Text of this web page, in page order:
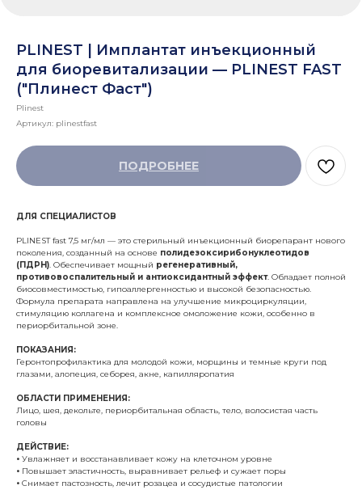
PLINEST | Имплантат инъекционный
для биоревитализации — PLINEST FAST
("Плинест Фаст")
Plinest
Артикул: plinestfast
ПОДРОБНЕЕ
ДЛЯ СПЕЦИАЛИСТОВ
PLINEST fast 7,5 мг/мл — это стерильный инъекционный биорепарант нового
поколения, созданный на основе полидезоксирибонуклеотидов
(ПДРН). Обеспечивает мощный регенеративный,
противовоспалительный и антиоксидантный эффект. Обладает полной
биосовместимостью, гипоаллергенностью и высокой безопасностью.
Формула препарата направлена на улучшение микроциркуляции,
стимуляцию коллагена и комплексное омоложение кожи, особенно в
периорбитальной зоне.
ПОКАЗАНИЯ:
Геронтопрофилактика для молодой кожи,​ морщины и темные круги под
глазами, алопеция, себорея, акне, капилляропатия
ОБЛАСТИ ПРИМЕНЕНИЯ:
Лицо, шея, декольте, периорбитальная​ область, тело, волосистая часть
головы​
ДЕЙСТВИЕ:
• Увлажняет и восстанавливает кожу на клеточном уровне
• Повышает эластичность, выравнивает рельеф и сужает поры
• Снимает пастозность, лечит розацеа и сосудистые патологии